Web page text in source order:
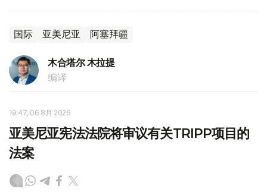
国际 亚美尼亚 阿塞拜疆
木合塔尔 木拉提
编译
19:47, 06 8月 2026
亚美尼亚宪法法院将审议有关TRIPP项目的
法案